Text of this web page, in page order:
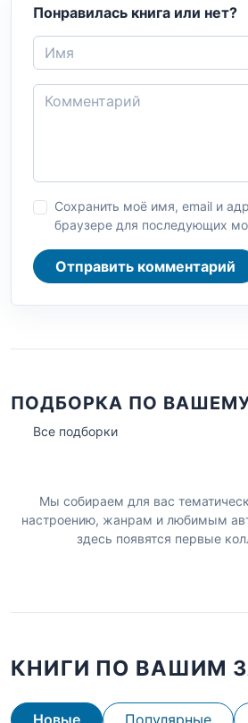
Понравилась книга или нет?
Сохранить моё имя, email и
браузере для последующих
Отправить комментарий
ПОДБОРКА ПО
Все подборки
Мы собираем для вас
настроению, жанрам и любимым
здесь появятся первые
КНИГИ ПО ВАШИМ
Новые Популярные